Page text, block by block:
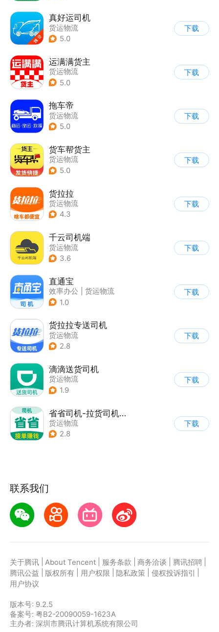
真好运司机
货运物流
5.0
下载
运满满货主
货运物流
5.0
下载
拖车帝
货运物流
5.0
下载
货车帮货主
货运物流
5.0
下载
货拉拉
货运物流
4.3
下载
千云司机端
货运物流
3.6
下载
直通宝
效率办公
货运物流
1.0
下载
货拉拉专送司机
货运物流
2.8
下载
滴滴送货司机
货运物流
1.9
下载
省省司机-拉货司机招募
货运物流
2.8
下载
联系我们
关于腾讯 About Tencent 服务条款 商务洽谈 腾讯招聘
腾讯公益
版权所有 用户权限 隐私政策 侵权投诉指引
用户协议
版本号: 9.2.5
备案号: 粤B2-20090059-1623A
主办者: 深圳市腾讯计算机系统有限公司